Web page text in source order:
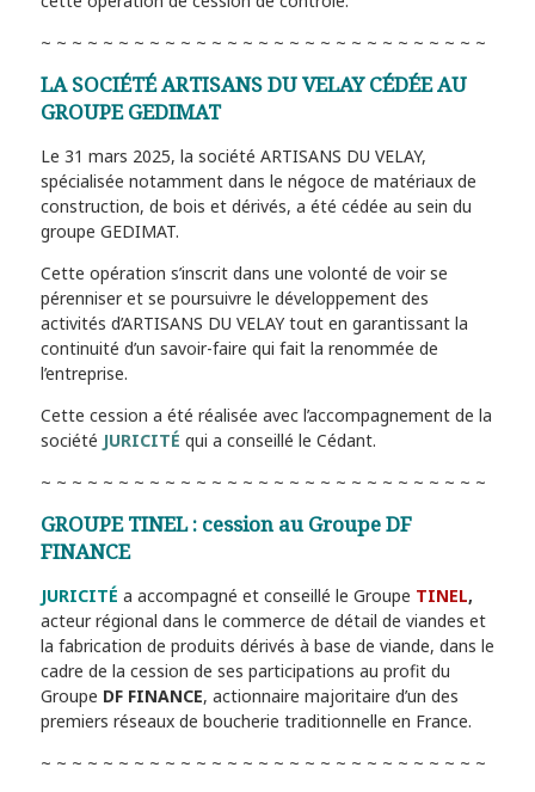
~ ~ ~ ~ ~ ~ ~ ~ ~ ~ ~ ~ ~ ~ ~ ~ ~ ~ ~ ~ ~ ~ ~ ~ ~ ~ ~ ~ ~
LA SOCIÉTÉ ARTISANS DU VELAY CÉDÉE AU
GROUPE GEDIMAT
Le 31 mars 2025, la société ARTISANS DU VELAY,
spécialisée notamment dans le négoce de matériaux de
construction, de bois et dérivés, a été cédée au sein du
groupe GEDIMAT.
Cette opération s’inscrit dans une volonté de voir se
pérenniser et se poursuivre le développement des
activités d’ARTISANS DU VELAY tout en garantissant la
continuité d’un savoir-faire qui fait la renommée de
l’entreprise.
Cette cession a été réalisée avec l’accompagnement de la
société JURICITÉ qui a conseillé le Cédant.
~ ~ ~ ~ ~ ~ ~ ~ ~ ~ ~ ~ ~ ~ ~ ~ ~ ~ ~ ~ ~ ~ ~ ~ ~ ~ ~ ~ ~
GROUPE TINEL : cession au Groupe DF
FINANCE
JURICITÉ a accompagné et conseillé le Groupe TINEL,
acteur régional dans le commerce de détail de viandes et
la fabrication de produits dérivés à base de viande, dans le
cadre de la cession de ses participations au profit du
Groupe DF FINANCE, actionnaire majoritaire d’un des
premiers réseaux de boucherie traditionnelle en France.
~ ~ ~ ~ ~ ~ ~ ~ ~ ~ ~ ~ ~ ~ ~ ~ ~ ~ ~ ~ ~ ~ ~ ~ ~ ~ ~ ~ ~